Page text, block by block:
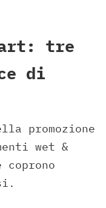
tre
di
promozione
wet &